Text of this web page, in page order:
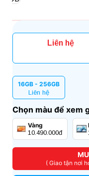
Liên hệ
16GB - 256GB
Liên hệ
Chọn màu để xem
Vàng
10.490.000đ
( Giao tận nơi